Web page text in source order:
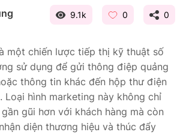
9.1k 0 0
một chiến lược tiếp thị kỹ thuật số
sử dụng để gửi thông điệp quảng
thông tin khác đến hộp thư điện
Loại hình marketing này không chỉ
gũi hơn với khách hàng mà còn
diện thương hiệu và thúc đẩy